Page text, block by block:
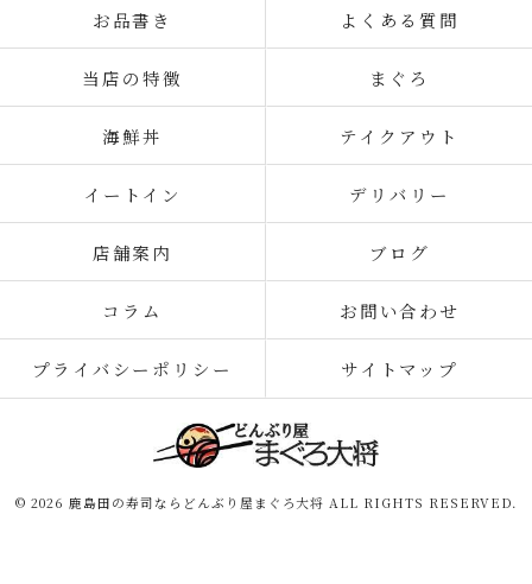
お品書き よくある質問
当店の特徴 まぐろ
海鮮丼 テイクアウト
イートイン デリバリー
店舗案内 ブログ
コラム お問い合わせ
プライバシーポリシー サイトマップ
© 2026 鹿島田の寿司ならどんぶり屋まぐろ大将 ALL RIGHTS RESERVED.